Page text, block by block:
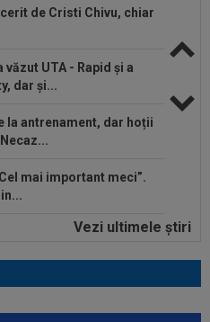
de Cristi Chivu, chiar
văzut UTA - Rapid și a
dar și...
la antrenament, dar hoții
mai important meci”.
Mourinho: Real Madrid a
Becali, a decis și vrea
Vezi ultimele ştiri